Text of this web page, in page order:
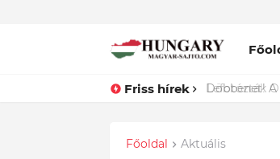
Friss hírek Lefotózták
Főoldal Aktuális